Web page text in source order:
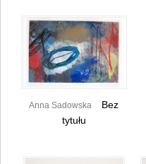
Anna Sadowska
Bez
tytułu